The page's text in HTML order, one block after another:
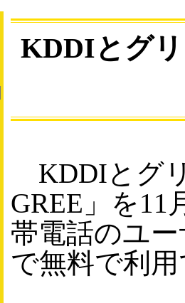
KDDIとグリ
KDDIとグ
GREE」を11
帯電話のユ
で無料で利